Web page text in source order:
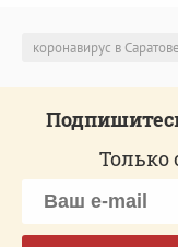
коронавирус в Саратове
Только